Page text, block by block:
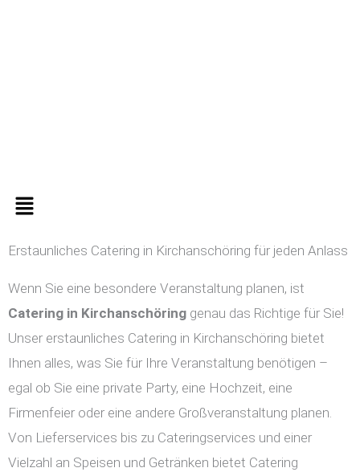
Menü
Erstaunliches Catering in Kirchanschöring für jeden Anlass
Wenn Sie eine besondere Veranstaltung planen, ist
Catering in Kirchanschöring genau das Richtige für Sie!
Unser erstaunliches Catering in Kirchanschöring bietet
Ihnen alles, was Sie für Ihre Veranstaltung benötigen –
egal ob Sie eine private Party, eine Hochzeit, eine
Firmenfeier oder eine andere Großveranstaltung planen.
Von Lieferservices bis zu Cateringservices und einer
Vielzahl an Speisen und Getränken bietet Catering